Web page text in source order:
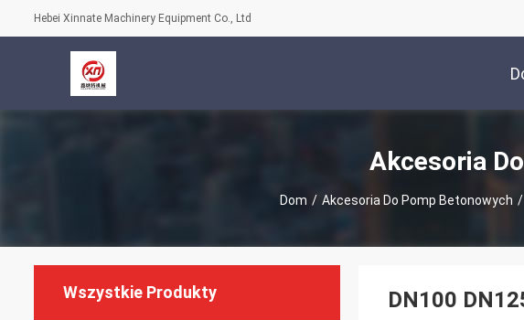
Hebei Xinnate Machinery Equipment Co., Ltd
Akcesoria
Dom / Akcesoria Do Pomp Betonowych /
Wszystkie Produkty DN100